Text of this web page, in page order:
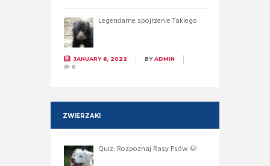
Legendarne spojrzenie Takiego
JANUARY 6, 2022 BYADMIN
0
ZWIERZAKI
Quiz: Rozpoznaj Rasy Psów 🐶